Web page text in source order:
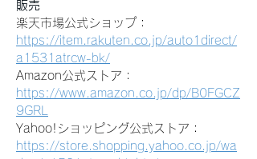
販売
楽天市場公式ショップ：
https://item.rakuten.co.jp/auto1direct/
a1531atrcw-bk/
Amazon公式ストア：
https://www.amazon.co.jp/dp/B0FGCZ
9GRL
Yahoo!ショッピング公式ストア：
https://store.shopping.yahoo.co.jp/wa